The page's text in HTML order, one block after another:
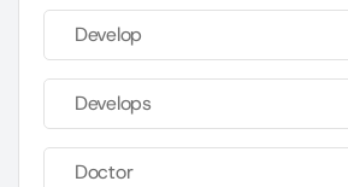
Develop
Develops
Doctor